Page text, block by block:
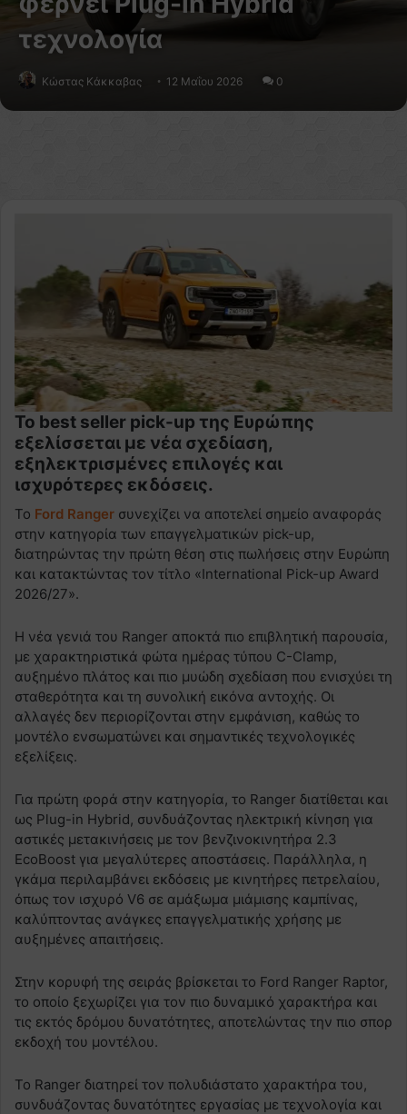
τεχνολογία
Κώστας Κάκκαβας 12 Μαΐου 2026 0
Το best seller pick-up της Ευρώπης
εξελίσσεται με νέα σχεδίαση,
εξηλεκτρισμένες επιλογές και
ισχυρότερες εκδόσεις.
Το Ford Ranger συνεχίζει να αποτελεί σημείο αναφοράς
στην κατηγορία των επαγγελματικών pick-up,
διατηρώντας την πρώτη θέση στις πωλήσεις στην Ευρώπη
και κατακτώντας τον τίτλο «International Pick-up Award
2026/27».
Η νέα γενιά του Ranger αποκτά πιο επιβλητική παρουσία,
με χαρακτηριστικά φώτα ημέρας τύπου C-Clamp,
αυξημένο πλάτος και πιο μυώδη σχεδίαση που ενισχύει τη
σταθερότητα και τη συνολική εικόνα αντοχής. Οι
αλλαγές δεν περιορίζονται στην εμφάνιση, καθώς το
μοντέλο ενσωματώνει και σημαντικές τεχνολογικές
εξελίξεις.
Για πρώτη φορά στην κατηγορία, το Ranger διατίθεται και
ως Plug-in Hybrid, συνδυάζοντας ηλεκτρική κίνηση για
αστικές μετακινήσεις με τον βενζινοκινητήρα 2.3
EcoBoost για μεγαλύτερες αποστάσεις. Παράλληλα, η
γκάμα περιλαμβάνει εκδόσεις με κινητήρες πετρελαίου,
όπως τον ισχυρό V6 σε αμάξωμα μιάμισης καμπίνας,
καλύπτοντας ανάγκες επαγγελματικής χρήσης με
αυξημένες απαιτήσεις.
Στην κορυφή της σειράς βρίσκεται το Ford Ranger Raptor,
το οποίο ξεχωρίζει για τον πιο δυναμικό χαρακτήρα και
τις εκτός δρόμου δυνατότητες, αποτελώντας την πιο σπορ
εκδοχή του μοντέλου.
Το Ranger διατηρεί τον πολυδιάστατο χαρακτήρα του,
συνδυάζοντας δυνατότητες εργασίας με τεχνολογία και